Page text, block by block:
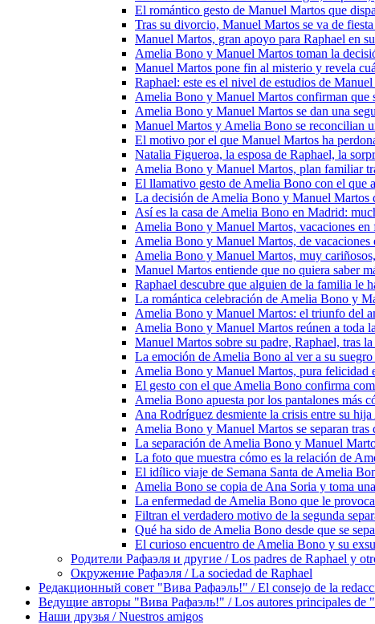
El romántico gesto de Manuel Martos que
Tras su divorcio, Manuel Martos se va de
Manuel Martos, gran apoyo para Raphael en
Amelia Bono y Manuel Martos toman la
Manuel Martos pone fin al misterio y revela
Raphael: este es el nivel de estudios de
Amelia Bono y Manuel Martos confirman que
Amelia Bono y Manuel Martos se dan una
Manuel Martos y Amelia Bono se reconcilian
El motivo por el que Manuel Martos ha
Natalia Figueroa, la esposa de Raphael, la
Amelia Bono y Manuel Martos, plan familiar
El llamativo gesto de Amelia Bono con el que
La decisión de Amelia Bono y Manuel Martos
Así es la casa de Amelia Bono en Madrid:
Amelia Bono y Manuel Martos, vacaciones
Amelia Bono y Manuel Martos, de
Amelia Bono y Manuel Martos, muy
Manuel Martos entiende que no quiera saber
Raphael descubre que alguien de la familia le
La romántica celebración de Amelia Bono y
Amelia Bono y Manuel Martos: el triunfo del
Amelia Bono y Manuel Martos reúnen a toda
Manuel Martos sobre su padre, Raphael, tras
La emoción de Amelia Bono al ver a su
Amelia Bono y Manuel Martos, pura felicidad
El gesto con el que Amelia Bono confirma
Amelia Bono apuesta por los pantalones más
Ana Rodríguez desmiente la crisis entre su
Amelia Bono y Manuel Martos se separan
La separación de Amelia Bono y Manuel
La foto que muestra cómo es la relación de
El idílico viaje de Semana Santa de Amelia
Amelia Bono se copia de Ana Soria y toma
La enfermedad de Amelia Bono que le
Filtran el verdadero motivo de la segunda
Qué ha sido de Amelia Bono desde que se
El curioso encuentro de Amelia Bono y su
Родители Рафаэля и другие / Los padres de Raphael y
Окружение Рафаэля / La sociedad de Raphael
Редакционный совет "Вива Рафаэль!" / El consejo de la
Ведущие авторы "Вива Рафаэль!" / Los autores principales de
Наши друзья / Nuestros amigos